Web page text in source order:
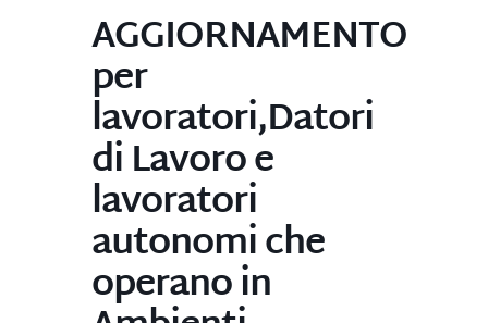
AGGIORNAMENTO
per
lavoratori,Datori
di Lavoro e
lavoratori
autonomi che
operano in